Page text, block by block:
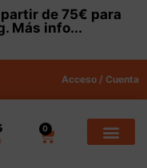
de 75€ para
Más info...
Acceso / Cuenta
0